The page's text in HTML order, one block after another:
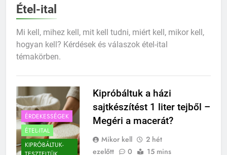
Étel-ital
Mi kell, mihez kell, mit kell tudni, miért kell, mikor kell,
hogyan kell? Kérdések és válaszok étel-ital
témakörben.
ÉRDEKESSÉGEK
ÉTEL-ITAL
KIPRÓBÁLTUK-
Kipróbáltuk a házi
sajtkészítést 1 liter tejből –
Megéri a macerát?
Mikor kell
2 hét
ezelőtt
0 15 mins